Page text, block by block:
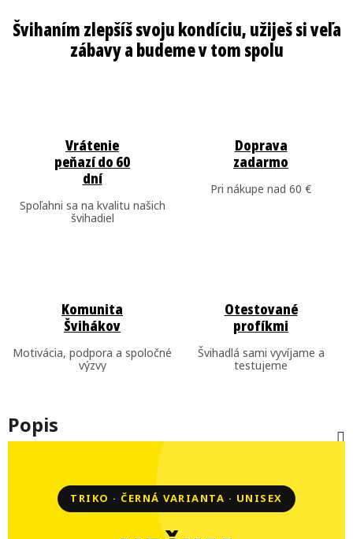
Vrátenie
peňazí do 60
dní
Spoľahni sa na kvalitu našich
švihadiel
Doprava
zadarmo
Pri nákupe nad 60 €
Komunita
Švihákov
Motivácia, podpora a spoločné
výzvy
Otestované
profíkmi
Švihadlá sami vyvíjame a
testujeme
Popis
TRIKO · ČERNÁ VARIANTA · UNISEX